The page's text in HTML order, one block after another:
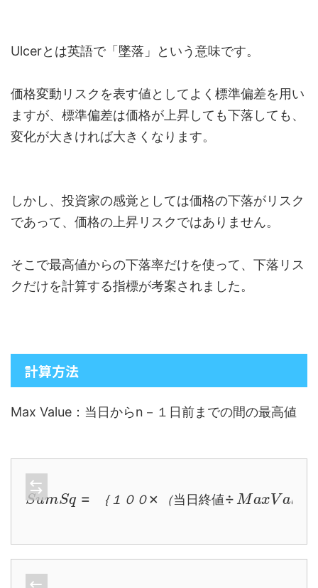
Ulcerとは英語で「墜落」という意味です。
価格変動リスクを表す値としてよく標準偏差を用い
ますが、標準偏差は価格が上昇しても下落しても、
変化が大きければ大きくなります。
しかし、投資家の感覚としては価格の下落がリスク
であって、価格の上昇リスクではありません。
そこで最高値からの下落率だけを使って、下落リス
クだけを計算する指標が考案されました。
計算方法
Max Value：当日からn－１日前までの間の最高値
｛ １ ０ ０ 終 値
u × （当日 終値
÷M ax の自 乗 のｎ 日合